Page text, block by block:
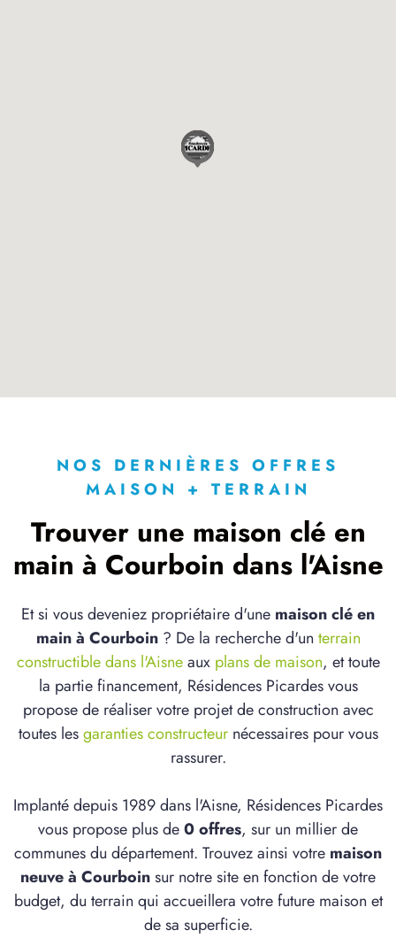
NOS DERNIÈRES OFFRES
MAISON + TERRAIN
Trouver une maison clé en
main à Courboin dans l'Aisne
Et si vous deveniez propriétaire d'une maison clé en
main à Courboin? De la recherche d'un terrain
constructible dans l'Aisneaux plans de maison, et toute
la partie financement, Résidences Picardes vous
propose de réaliser votre projet de construction avec
toutes lesgaranties constructeurnécessaires pour vous
rassurer.
Implanté depuis 1989 dans l'Aisne, Résidences Picardes
vous propose plus de0 offres, sur un millier de
communes du département. Trouvez ainsi votre maison
neuve à Courboinsur notre site en fonction de votre
budget, du terrain qui accueillera votre future maison et
de sa superficie.